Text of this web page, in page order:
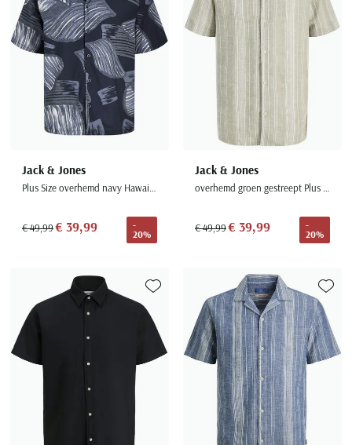
Jack & Jones
Plus Size overhemd navy Hawaii print
€ 49,99€ 39,99
-
20%
Jack & Jones
overhemd groen gestreept Plus Size
€ 49,99€ 39,99
-
20%
Toevoegen aan favorieten